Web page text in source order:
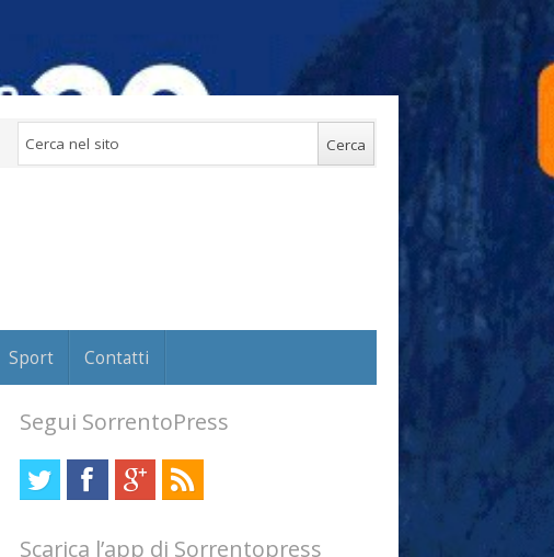
Sport Contatti
Segui SorrentoPress
Scarica l’app di Sorrentopress